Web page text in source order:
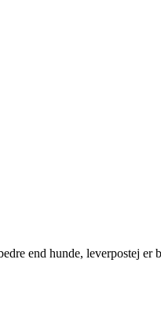
end hunde, leverpostej